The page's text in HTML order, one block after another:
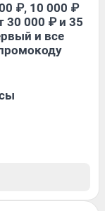
₽, 10 000 ₽
30 000 ₽ и 35
и все